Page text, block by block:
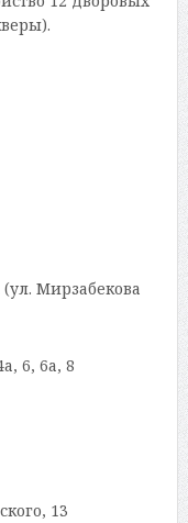
Мирзабекова
6, 6а, 8
13